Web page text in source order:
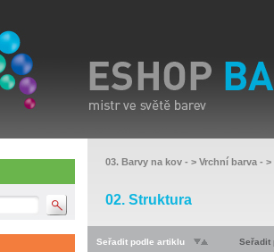
03. Barvy na kov - > Vrchní barva - >
02. Struktura
Seřadit podle artiklu Seřadit